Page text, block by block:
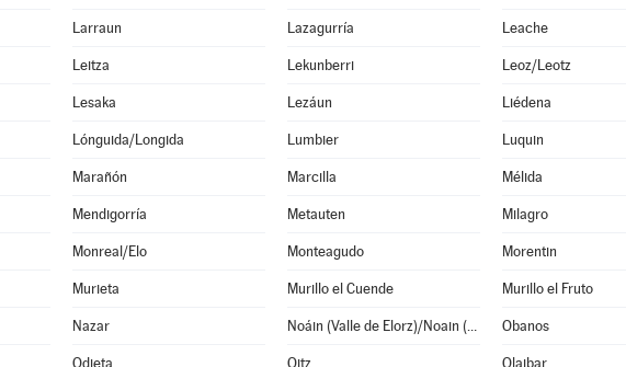
Larraun Lazagurría Leache
Leitza Lekunberri Leoz/Leotz
Lesaka Lezáun Liédena
Lónguida/Longida Lumbier Luquin
Marañón Marcilla Mélida
Mendigorría Metauten Milagro
Monreal/Elo Monteagudo Morentin
Murieta Murillo el Cuende Murillo el Fruto
Nazar Noáin (Valle de Elorz)/Noain (Elortzibar) Obanos
Odieta Oitz Olaibar